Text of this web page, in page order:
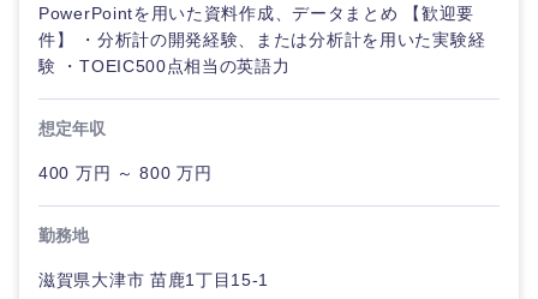
PowerPointを用いた資料作成、データまとめ 【歓迎要
件】 ・分析計の開発経験、または分析計を用いた実験経
験 ・TOEIC500点相当の英語力
想定年収
400 万円 ～ 800 万円
勤務地
滋賀県大津市 苗鹿1丁目15-1